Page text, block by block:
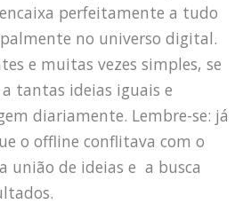
perfeitamente a tudo
no universo digital.
e muitas vezes simples, se
tantas ideias iguais e
diariamente. Lembre-se: já
o offline conflitava com o
união de ideias e a busca